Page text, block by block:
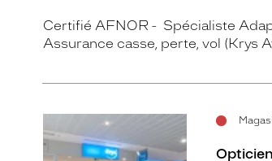
Certifié AFNOR Spécialiste
Assurance casse, perte, vol (Krys